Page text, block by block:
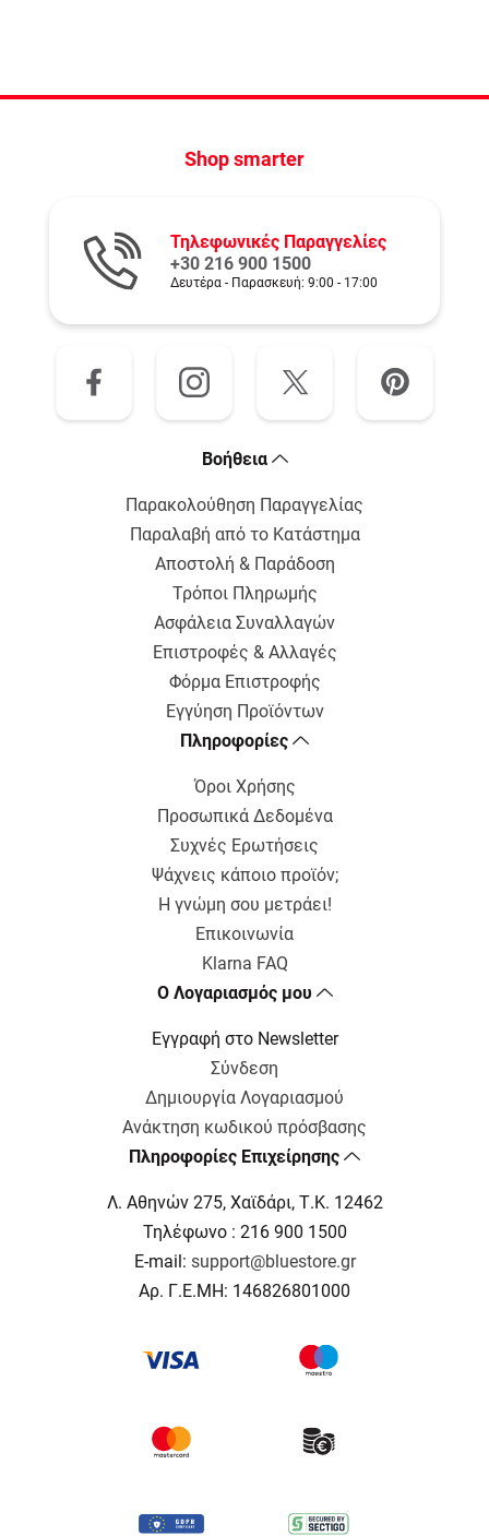
Shop smarter
Bοήθεια
Παρακολούθηση Παραγγελίας
Παραλαβή από το Κατάστημα
Αποστολή & Παράδοση
Τρόποι Πληρωμής
Ασφάλεια Συναλλαγών
Επιστροφές & Αλλαγές
Φόρμα Επιστροφής
Εγγύηση Προϊόντων
Πληροφορίες
Όροι Χρήσης
Προσωπικά Δεδομένα
Συχνές Ερωτήσεις
Ψάχνεις κάποιο προϊόν;
Η γνώμη σου μετράει!
Επικοινωνία
Klarna FAQ
Ο Λογαριασμός μου
Εγγραφή στο Newsletter
Σύνδεση
Δημιουργία Λογαριασμού
Ανάκτηση κωδικού πρόσβασης
Πληροφορίες Επιχείρησης
Λ. Αθηνών 275, Χαϊδάρι, Τ.Κ. 12462
Τηλέφωνο : 216 900 1500
E-mail: support@bluestore.gr
Αρ. Γ.Ε.ΜΗ: 146826801000
Τηλεφωνικές Παραγγελίες
+30 216 900 1500
Δευτέρα - Παρασκευή: 9:00 - 17:00